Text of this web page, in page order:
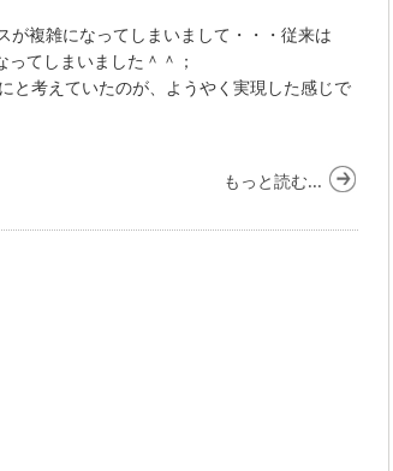
が複雑になってしまいまして・・・従来は
てしまいました＾＾；
と考えていたのが、ようやく実現した感じで
もっと読む...